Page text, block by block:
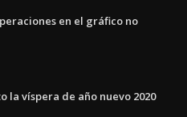
en el gráfico no
la víspera de año nuevo 2020